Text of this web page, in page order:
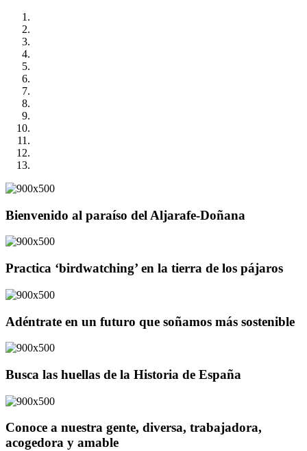
Bienvenido al paraíso del Aljarafe-Doñana
Practica ‘birdwatching’ en la tierra de los pájaros
Adéntrate en un futuro que soñamos más sostenible
Busca las huellas de la Historia de España
Conoce a nuestra gente, diversa, trabajadora,
acogedora y amable